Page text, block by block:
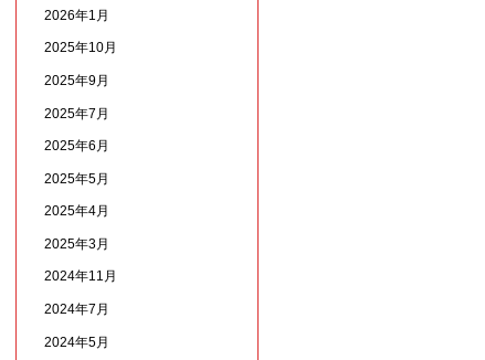
2026年1月
2025年10月
2025年9月
2025年7月
2025年6月
2025年5月
2025年4月
2025年3月
2024年11月
2024年7月
2024年5月